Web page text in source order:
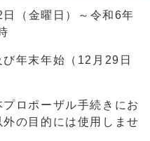
（金曜日）～令和6年
び年末年始（12月29日
ロポーザル手続きにお
の目的には使用しませ